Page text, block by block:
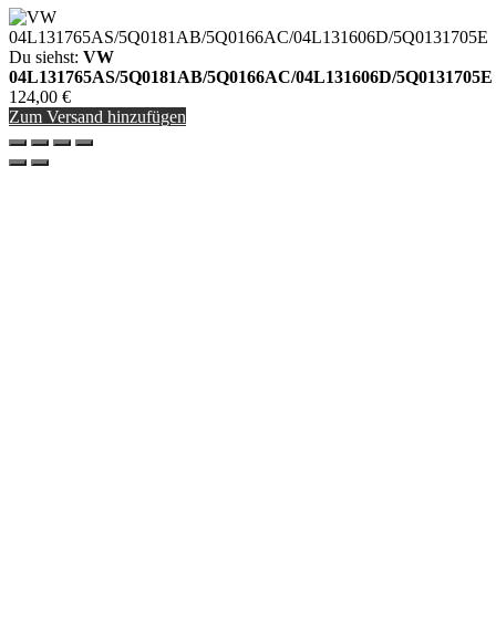
Du siehst: VW
04L131765AS/5Q0181AB/5Q0166AC/04L131606D/5Q0131705E
124,00 €
Zum Versand hinzufügen